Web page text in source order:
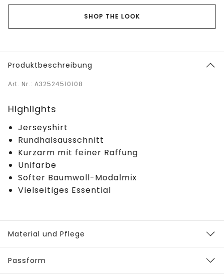
SHOP THE LOOK
Produktbeschreibung
Art. Nr.: A32524510108
Highlights
Jerseyshirt
Rundhalsausschnitt
Kurzarm mit feiner Raffung
Unifarbe
Softer Baumwoll-Modalmix
Vielseitiges Essential
Material und Pflege
Passform